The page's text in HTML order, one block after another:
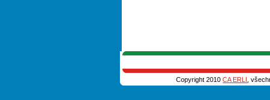
Copyright 2010CA ERLI ,